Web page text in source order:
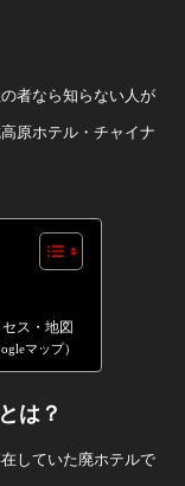
者なら知らない人が
原ホテル・チャイナ
ス・地図
マップ）
は？
していた廃ホテルで